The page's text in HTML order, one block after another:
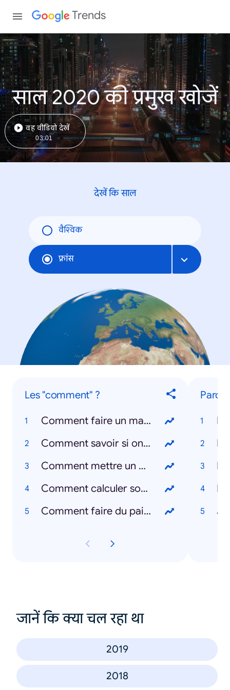
Trends
साल 2020 की प्रमुख खोजें
वह वीडियो देखें
03:01
देखें कि साल
वैश्विक
फ़्रांस
Les "comment" ?
Comment faire un masque ?
Comment savoir si on a le coronavirus ?
Comment mettre un masque ?
Comment calculer son IMC ?
Comment faire du pain ?
जानें कि क्या चल रहा था
2019
2018